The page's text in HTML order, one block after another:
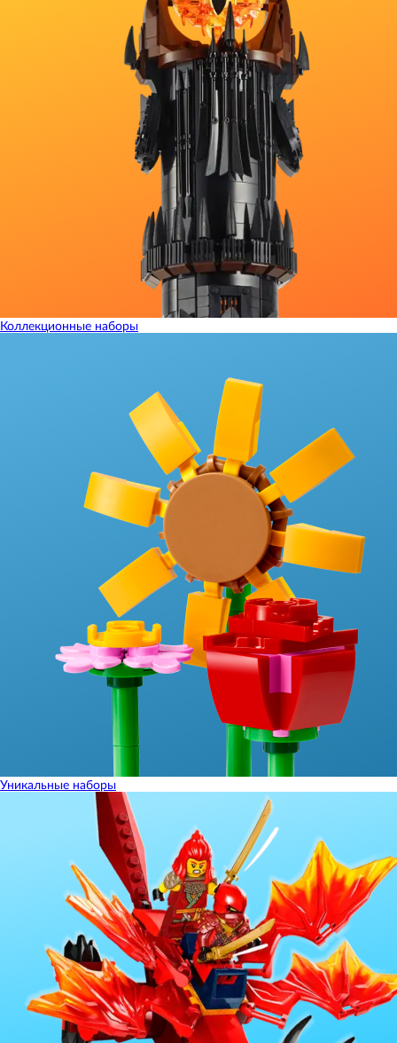
Коллекционные наборы
Уникальные наборы